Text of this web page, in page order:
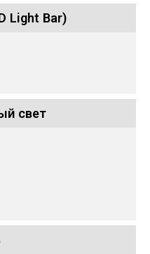
Light Bar)
свет